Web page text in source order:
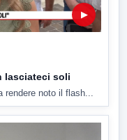
▶
lasciateci soli
noto il flash...